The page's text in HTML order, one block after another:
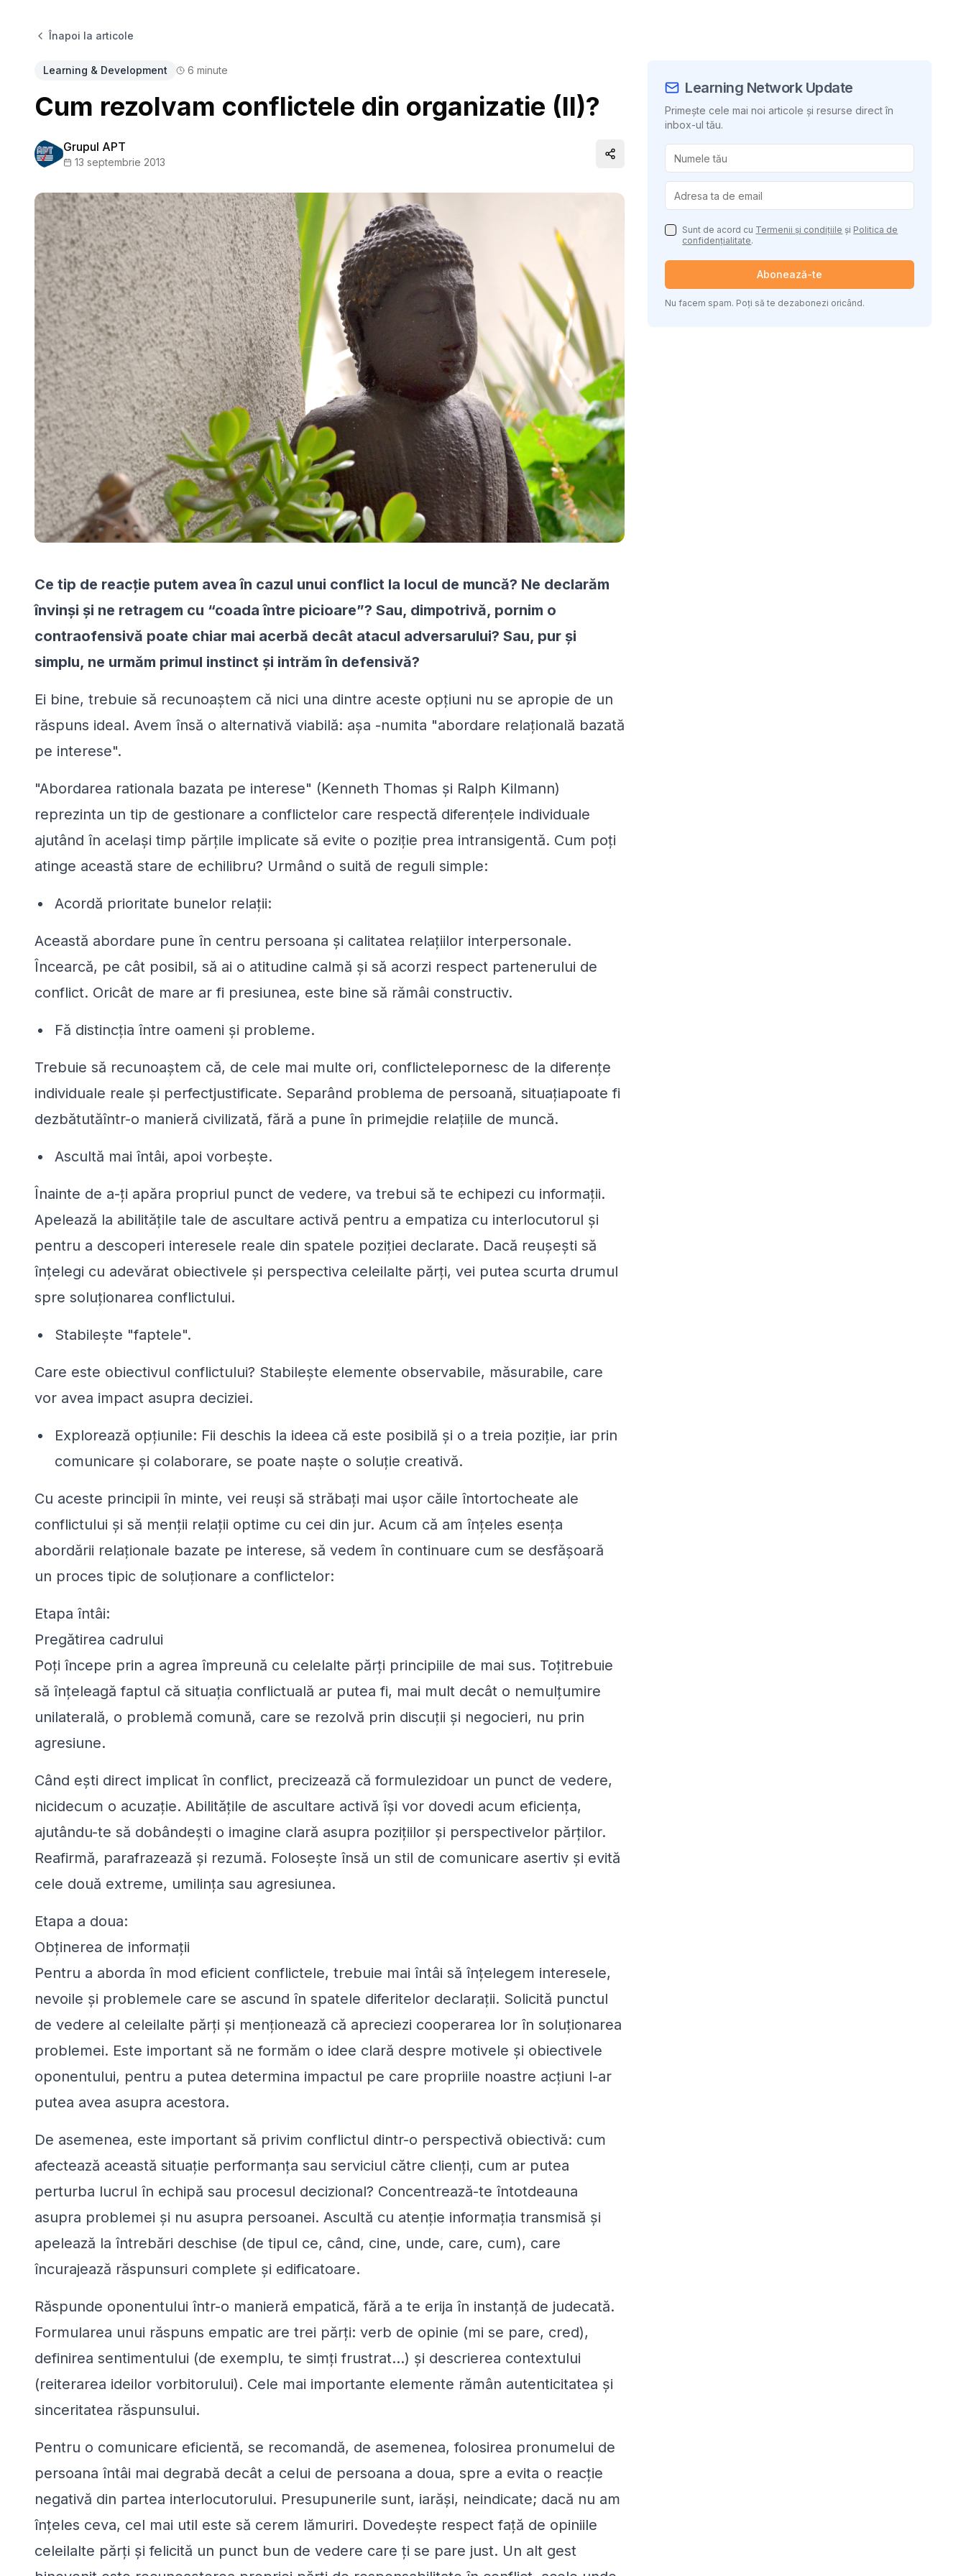
Înapoi la articole
Learning & Development 6 minute
Cum rezolvam conflictele din organizatie (II)?
Grupul APT
13 septembrie 2013 Distribuie conținutul
Ce tip de reacție putem avea în cazul unui conflict la locul de muncă? Ne declarăm
învinși și ne retragem cu “coada între picioare”? Sau, dimpotrivă, pornim o
contraofensivă poate chiar mai acerbă decât atacul adversarului? Sau, pur și
simplu, ne urmăm primul instinct și intrăm în defensivă?
Ei bine, trebuie să recunoaștem că nici una dintre aceste opțiuni nu se apropie de un
răspuns ideal. Avem însă o alternativă viabilă: așa -numita "abordare relațională bazată
pe interese".
"Abordarea rationala bazata pe interese" (Kenneth Thomas și Ralph Kilmann)
reprezinta un tip de gestionare a conflictelor care respectă diferențele individuale
ajutând în același timp părțile implicate să evite o poziție prea intransigentă. Cum poți
atinge această stare de echilibru? Urmând o suită de reguli simple:
Acordă prioritate bunelor relații:
Această abordare pune în centru persoana și calitatea relațiilor interpersonale.
Încearcă, pe cât posibil, să ai o atitudine calmă și să acorzi respect partenerului de
conflict. Oricât de mare ar fi presiunea, este bine să rămâi constructiv.
Fă distincția între oameni și probleme.
Trebuie să recunoaștem că, de cele mai multe ori, conflictelepornesc de la diferențe
individuale reale și perfectjustificate. Separând problema de persoană, situațiapoate fi
dezbătutăîntr-o manieră civilizată, fără a pune în primejdie relațiile de muncă.
Ascultă mai întâi, apoi vorbește.
Înainte de a-ți apăra propriul punct de vedere, va trebui să te echipezi cu informații.
Apelează la abilitățile tale de ascultare activă pentru a empatiza cu interlocutorul și
pentru a descoperi interesele reale din spatele poziției declarate. Dacă reușești să
înțelegi cu adevărat obiectivele și perspectiva celeilalte părți, vei putea scurta drumul
spre soluționarea conflictului.
Stabilește "faptele".
Care este obiectivul conflictului? Stabilește elemente observabile, măsurabile, care
vor avea impact asupra deciziei.
Explorează opțiunile: Fii deschis la ideea că este posibilă și o a treia poziție, iar prin
comunicare și colaborare, se poate naște o soluție creativă.
Cu aceste principii în minte, vei reuși să străbați mai ușor căile întortocheate ale
conflictului și să menții relații optime cu cei din jur. Acum că am înțeles esența
abordării relaționale bazate pe interese, să vedem în continuare cum se desfășoară
un proces tipic de soluționare a conflictelor:
Etapa întâi:
Pregătirea cadrului
Poți începe prin a agrea împreună cu celelalte părți principiile de mai sus. Toțitrebuie
să înțeleagă faptul că situația conflictuală ar putea fi, mai mult decât o nemulțumire
unilaterală, o problemă comună, care se rezolvă prin discuții și negocieri, nu prin
agresiune.
Când ești direct implicat în conflict, precizează că formulezidoar un punct de vedere,
nicidecum o acuzație. Abilitățile de ascultare activă își vor dovedi acum eficiența,
ajutându-te să dobândești o imagine clară asupra pozițiilor și perspectivelor părților.
Reafirmă, parafrazează și rezumă. Folosește însă un stil de comunicare asertiv și evită
cele două extreme, umilința sau agresiunea.
Etapa a doua:
Obținerea de informații
Pentru a aborda în mod eficient conflictele, trebuie mai întâi să înțelegem interesele,
nevoile și problemele care se ascund în spatele diferitelor declarații. Solicită punctul
de vedere al celeilalte părți și menționează că apreciezi cooperarea lor în soluționarea
problemei. Este important să ne formăm o idee clară despre motivele și obiectivele
oponentului, pentru a putea determina impactul pe care propriile noastre acțiuni l-ar
putea avea asupra acestora.
De asemenea, este important să privim conflictul dintr-o perspectivă obiectivă: cum
afectează această situație performanța sau serviciul către clienți, cum ar putea
perturba lucrul în echipă sau procesul decizional? Concentrează-te întotdeauna
asupra problemei și nu asupra persoanei. Ascultă cu atenție informația transmisă și
apelează la întrebări deschise (de tipul ce, când, cine, unde, care, cum), care
încurajează răspunsuri complete și edificatoare.
Răspunde oponentului într-o manieră empatică, fără a te erija în instanță de judecată.
Formularea unui răspuns empatic are trei părți: verb de opinie (mi se pare, cred),
definirea sentimentului (de exemplu, te simți frustrat...) și descrierea contextului
(reiterarea ideilor vorbitorului). Cele mai importante elemente rămân autenticitatea și
sinceritatea răspunsului.
Pentru o comunicare eficientă, se recomandă, de asemenea, folosirea pronumelui de
persoana întâi mai degrabă decât a celui de persoana a doua, spre a evita o reacție
negativă din partea interlocutorului. Presupunerile sunt, iarăși, neindicate; dacă nu am
înțeles ceva, cel mai util este să cerem lămuriri. Dovedește respect față de opiniile
celeilalte părți și felicită un punct bun de vedere care ți se pare just. Un alt gest
Learning Network Update
Primește cele mai noi articole și resurse direct în
inbox-ul tău.
Sunt de acord cu Termenii și condițiile și Politica de
confidențialitate.
Abonează-te
Nu facem spam. Poți să te dezabonezi oricând.